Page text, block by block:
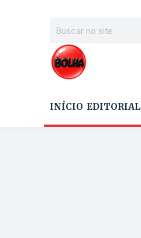
INÍCIO EDITORIAL